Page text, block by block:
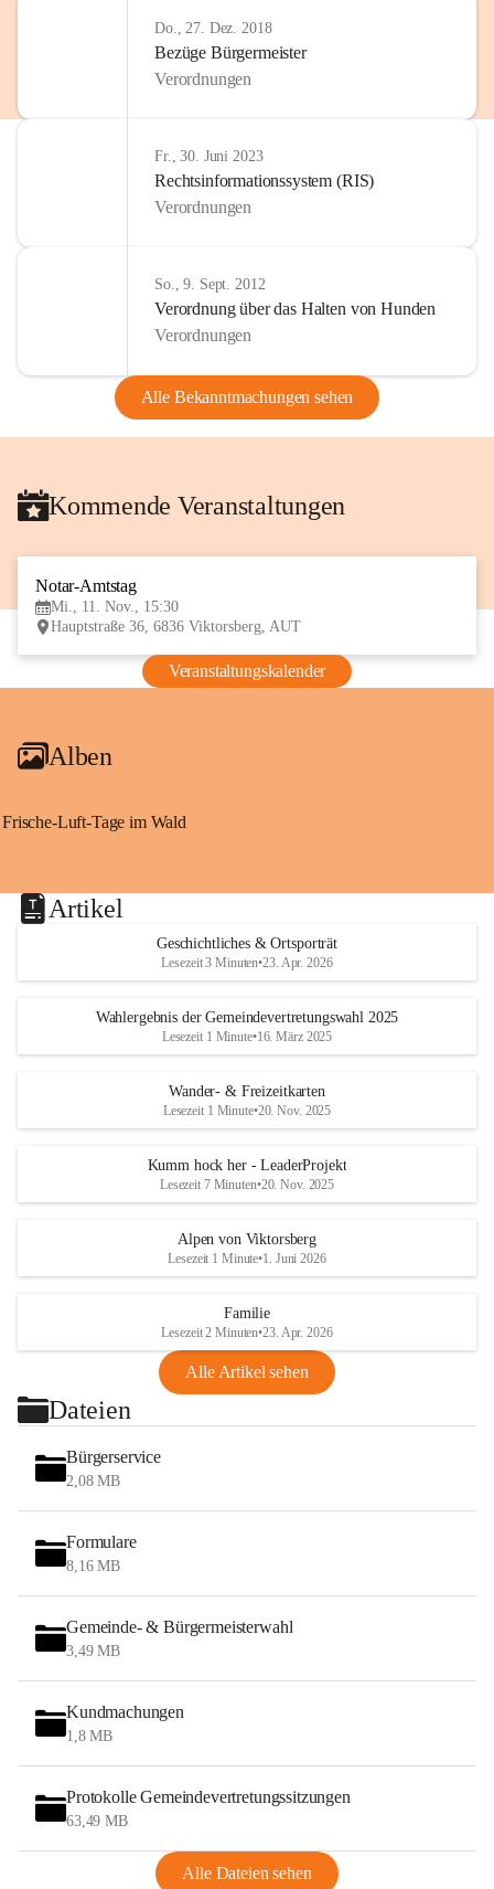
Do., 27. Dez. 2018
Bezüge Bürgermeister
Verordnungen
Fr., 30. Juni 2023
Rechtsinformationssystem (RIS)
Verordnungen
So., 9. Sept. 2012
Verordnung über das Halten von Hunden
Verordnungen
Alle Bekanntmachungen sehen
Kommende Veranstaltungen
Notar-Amtstag
Mi., 11. Nov., 15:30
Hauptstraße 36, 6836 Viktorsberg, AUT
Veranstaltungskalender
Alben
Frische-Luft-Tage im Wald
Artikel
Geschichtliches & Ortsporträt
Lesezeit 3 Minuten•23. Apr. 2026
Wahlergebnis der Gemeindevertretungswahl 2025
Lesezeit 1 Minute•16. März 2025
Wander- & Freizeitkarten
Lesezeit 1 Minute•20. Nov. 2025
Kumm hock her - LeaderProjekt
Lesezeit 7 Minuten•20. Nov. 2025
Alpen von Viktorsberg
Lesezeit 1 Minute•1. Juni 2026
Familie
Lesezeit 2 Minuten•23. Apr. 2026
Alle Artikel sehen
Dateien
Bürgerservice
2,08 MB
Formulare
8,16 MB
Gemeinde- & Bürgermeisterwahl
3,49 MB
Kundmachungen
1,8 MB
Protokolle Gemeindevertretungssitzungen
63,49 MB
Alle Dateien sehen